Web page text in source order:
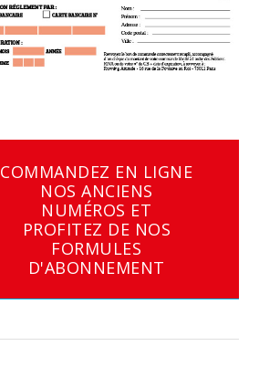
COMMANDEZ EN LIGNE
NOS ANCIENS
NUMÉROS ET
PROFITEZ DE NOS
FORMULES
D'ABONNEMENT